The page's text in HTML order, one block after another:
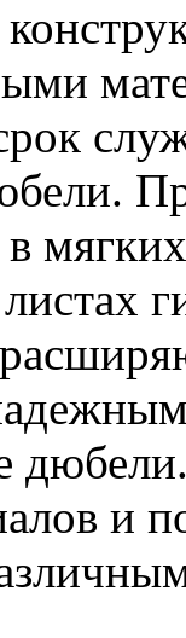
в
и